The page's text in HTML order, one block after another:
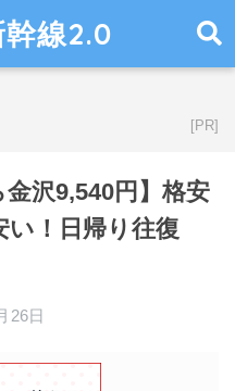
線2.0
沢9,540円】格安
！日帰り往復
26日